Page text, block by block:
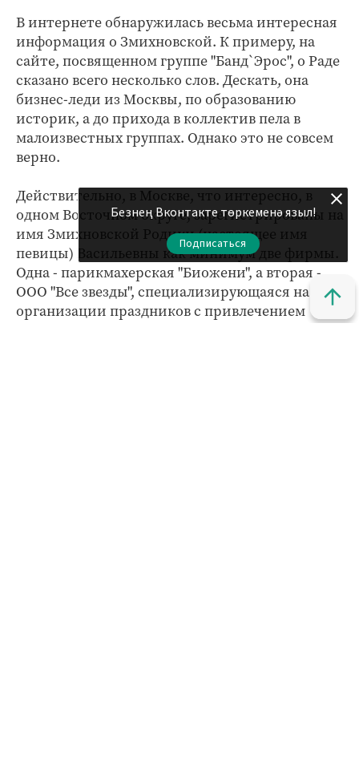
В интернете обнаружилась весьма интересная
информация о Змихновской. К примеру, на
сайте, посвященном группе "Банд`Эрос", о Раде
сказано всего несколько слов. Дескать, она
бизнес-леди из Москвы, по образованию
историк, а до прихода в коллектив пела в
малоизвестных группах. Однако это не совсем
верно.
Действительно, в Москве, что интересно, в
одном Восточном округе, зарегистрированы на
имя Змихновской Родики (настоящее имя
певицы) Васильевны как минимум две фирмы.
Одна - парикмахерская "Биожени", а вторая -
ООО "Все звезды", специализирующаяся на
организации праздников с привлечением
Безнең Вконтакте төркеменә языл!
Подписаться